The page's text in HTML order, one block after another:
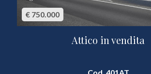
€ 750.000
Attico in vendita